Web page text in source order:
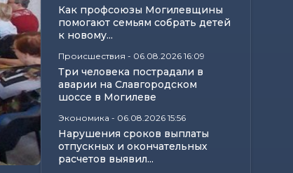
Как профсоюзы Могилевщины
помогают семьям собрать детей
к новому...
Происшествия - 06.08.2026 16:09
Три человека пострадали в
аварии на Славгородском
шоссе в Могилеве
Экономика - 06.08.2026 15:56
Нарушения сроков выплаты
отпускных и окончательных
расчетов выявил...